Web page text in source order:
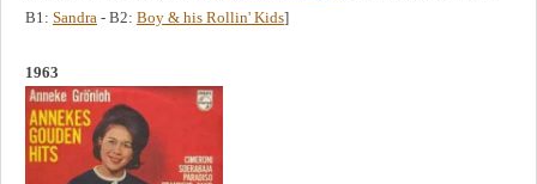
B1: Sandra - B2: Boy & his Rollin' Kids]
1963